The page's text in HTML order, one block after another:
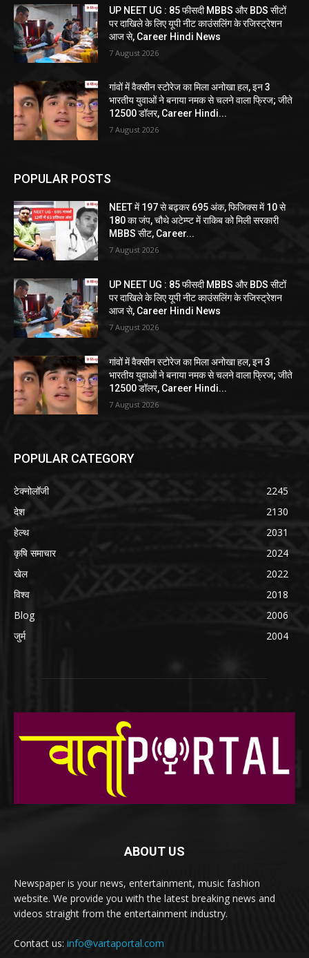
UP NEET UG : 85 फीसदी MBBS और BDS सीटों
पर दाखिले के लिए यूपी नीट काउंसलिंग के रजिस्ट्रेशन
आज से, Career Hindi News
7 August 2026
गांवों में वैक्सीन स्टोरेज का मिला अनोखा हल, इन 3
भारतीय युवाओं ने बनाया नमक से चलने वाला फ्रिज; जीते
12500 डॉलर, Career Hindi...
7 August 2026
POPULAR POSTS
NEET में 197 से बढ़कर 695 अंक, फिजिक्स में 10 से
180 का जंप, चौथे अटेम्प्ट में राकिब को मिली सरकारी
MBBS सीट, Career...
7 August 2026
UP NEET UG : 85 फीसदी MBBS और BDS सीटों
पर दाखिले के लिए यूपी नीट काउंसलिंग के रजिस्ट्रेशन
आज से, Career Hindi News
7 August 2026
गांवों में वैक्सीन स्टोरेज का मिला अनोखा हल, इन 3
भारतीय युवाओं ने बनाया नमक से चलने वाला फ्रिज; जीते
12500 डॉलर, Career Hindi...
7 August 2026
POPULAR CATEGORY
टेक्नोलॉजी
2245
देश
2130
हेल्थ
2031
कृषि समाचार
2024
खेल
2022
विश्व
2018
Blog
2006
जुर्म
2004
ABOUT US
Newspaper is your news, entertainment, music fashion
website. We provide you with the latest breaking news and
videos straight from the entertainment industry.
Contact us: info@vartaportal.com